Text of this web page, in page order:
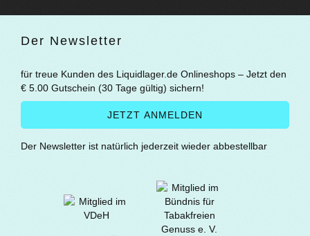
Der Newsletter
für treue Kunden des Liquidlager.de Onlineshops – Jetzt den
€ 5.00 Gutschein (30 Tage gültig) sichern!
Der Newsletter ist natürlich jederzeit wieder abbestellbar